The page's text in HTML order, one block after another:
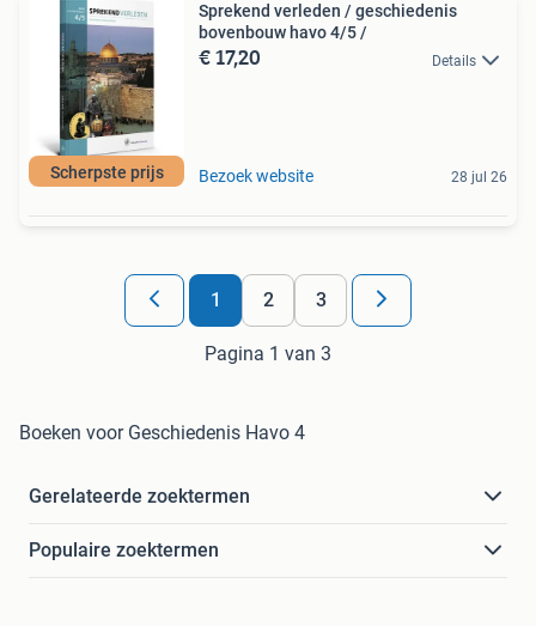
Scherpste prijs
Sprekend verleden / geschiedenis
bovenbouw havo 4/5 /
€ 17,20 Details
Bezoek website 28 jul 26
1 2 3
Pagina 1 van 3
Boeken voor Geschiedenis Havo 4
Gerelateerde zoektermen
Populaire zoektermen